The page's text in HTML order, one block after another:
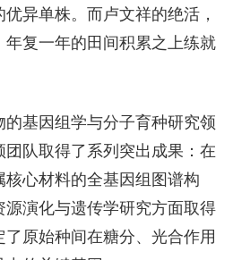
异单株。而卢文祥的绝活，
复一年的田间积累之上练就
基因组学与分子育种研究领
队取得了系列突出成果：在
核心材料的全基因组图谱构
演化与遗传学研究方面取得
原始种间在糖分、光合作用